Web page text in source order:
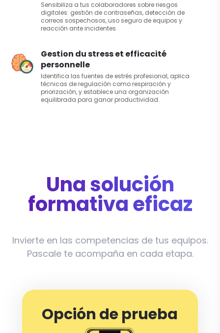
Sensibiliza a tus colaboradores sobre riesgos
digitales: gestión de contraseñas, detección de
correos sospechosos, uso seguro de equipos y
reacción ante incidentes.
Gestion du stress et efficacité
personnelle
Identifica las fuentes de estrés profesional, aplica
técnicas de regulación como respiración y
priorización, y establece una organización
equilibrada para ganar productividad.
Una solución
formativa eficaz
Invierte en las competencias de tus equipos.
Pascale te acompaña en cada etapa.
Opción de prueba